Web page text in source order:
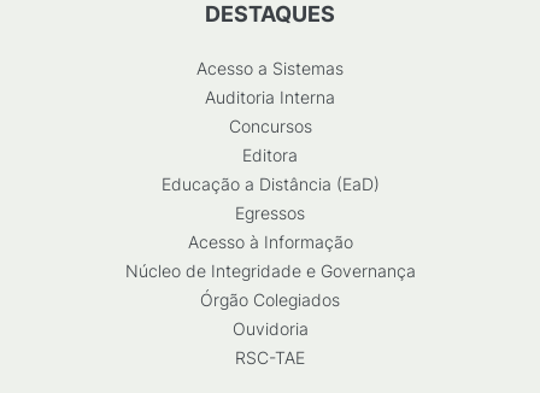
DESTAQUES
Acesso a Sistemas
Auditoria Interna
Concursos
Editora
Educação a Distância (EaD)
Egressos
Acesso à Informação
Núcleo de Integridade e Governança
Órgão Colegiados
Ouvidoria
RSC-TAE